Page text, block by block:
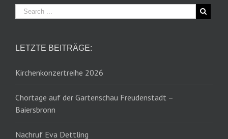
LETZTE BEITRÄGE:
Kirchenkonzertreihe 2026
Chortage auf der Gartenschau Freudenstadt –
Baiersbronn
Nachruf Eva Dettling